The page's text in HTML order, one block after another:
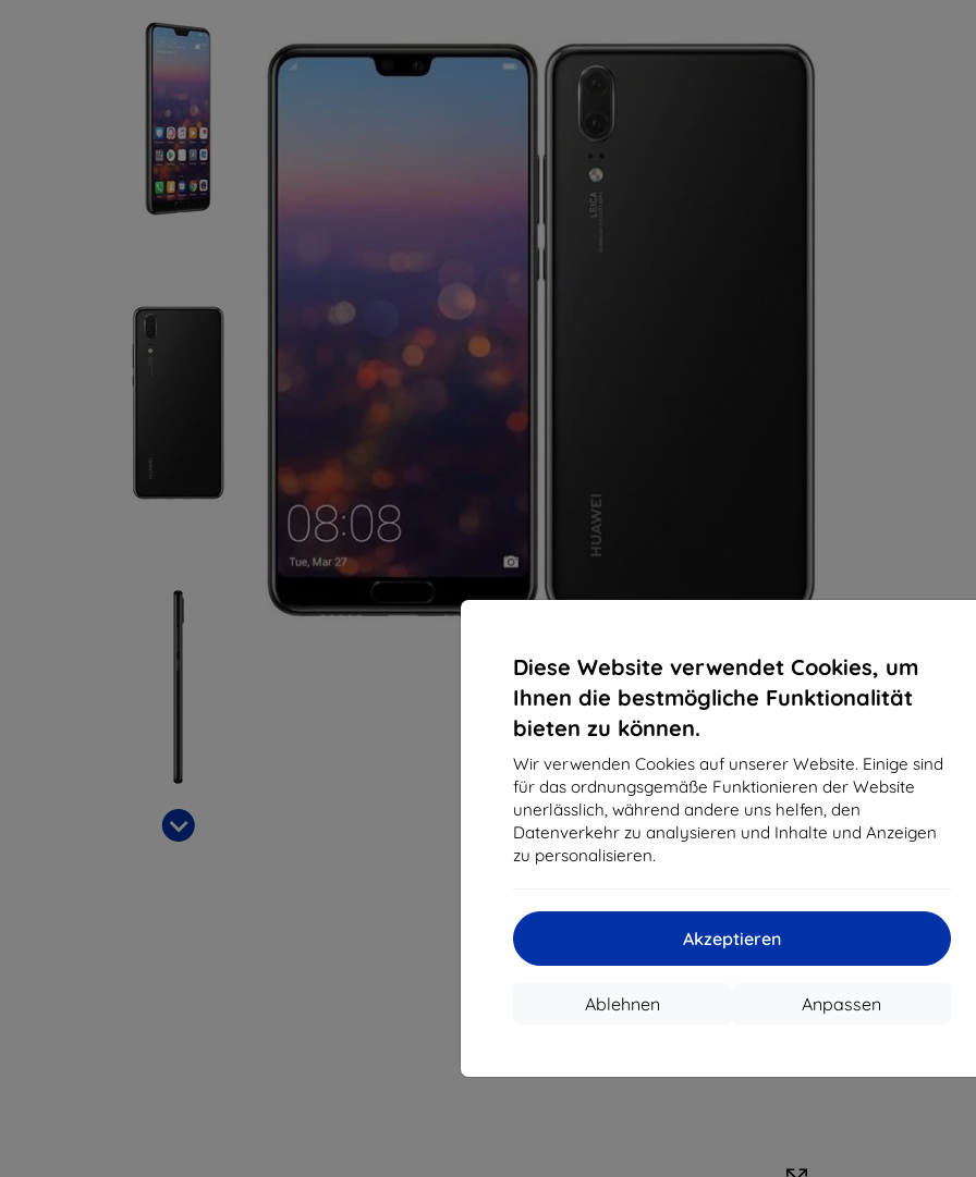
Diese Website verwendet Cookies, um
Ihnen die bestmögliche Funktionalität
bieten zu können.
Wir verwenden Cookies auf unserer Website. Einige sind
für das ordnungsgemäße Funktionieren der Website
unerlässlich, während andere uns helfen, den
Datenverkehr zu analysieren und Inhalte und Anzeigen
zu personalisieren.
Akzeptieren
Anpassen
Ablehnen